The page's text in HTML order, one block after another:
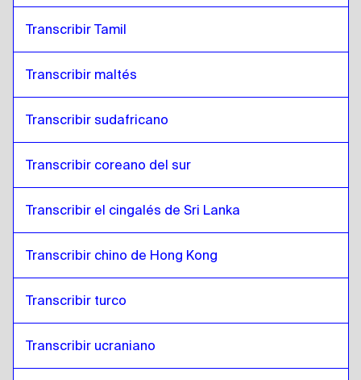
Transcribir Tamil
Transcribir maltés
Transcribir sudafricano
Transcribir coreano del sur
Transcribir el cingalés de Sri Lanka
Transcribir chino de Hong Kong
Transcribir turco
Transcribir ucraniano